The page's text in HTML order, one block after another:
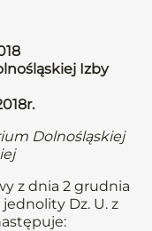
Izby
Dolnośląskiej
z dnia 2 grudnia
Dz. U. z